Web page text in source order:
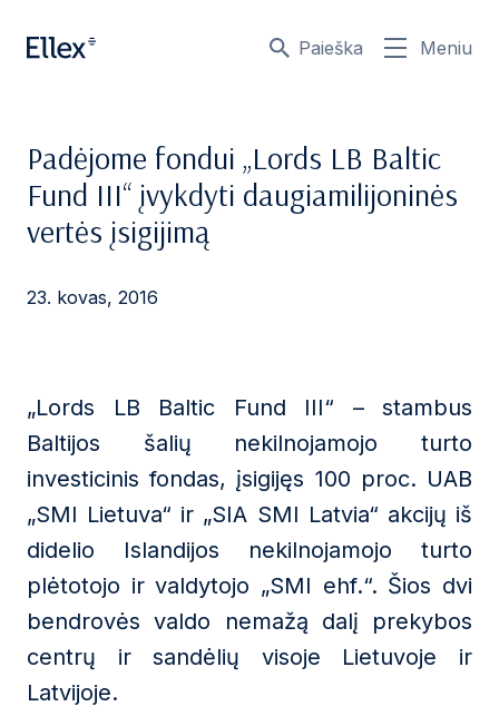
Paieška Meniu
Padėjome fondui „Lords LB Baltic
Fund III“ įvykdyti daugiamilijoninės
vertės įsigijimą
23. kovas, 2016
„Lords LB Baltic Fund III“ – stambus
Baltijos šalių nekilnojamojo turto
investicinis fondas, įsigijęs 100 proc. UAB
„SMI Lietuva“ ir „SIA SMI Latvia“ akcijų iš
didelio Islandijos nekilnojamojo turto
plėtotojo ir valdytojo „SMI ehf.“. Šios dvi
bendrovės valdo nemažą dalį prekybos
centrų ir sandėlių visoje Lietuvoje ir
Latvijoje.